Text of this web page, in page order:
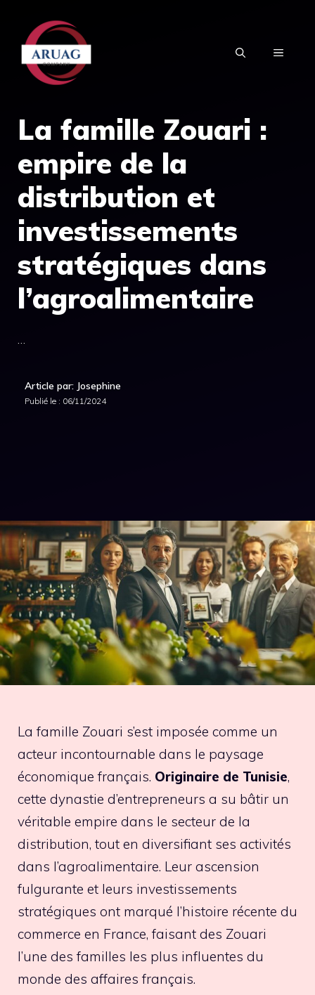
contenu
MENU
La famille Zouari :
empire de la
distribution et
investissements
stratégiques dans
l’agroalimentaire
…
Article par: Josephine
Publié le : 06/11/2024
La famille Zouari s’est imposée comme un
acteur incontournable dans le paysage
économique français. Originaire de Tunisie,
cette dynastie d’entrepreneurs a su bâtir un
véritable empire dans le secteur de la
distribution, tout en diversifiant ses activités
dans l’agroalimentaire. Leur ascension
fulgurante et leurs investissements
stratégiques ont marqué l’histoire récente du
commerce en France, faisant des Zouari
l’une des familles les plus influentes du
monde des affaires français.